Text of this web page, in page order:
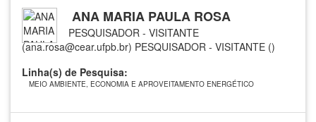
ANA MARIA PAULA ROSA
PESQUISADOR - VISITANTE
(ana.rosa@cear.ufpb.br) PESQUISADOR - VISITANTE ()
Linha(s) de Pesquisa:
MEIO AMBIENTE, ECONOMIA E APROVEITAMENTO ENERGÉTICO